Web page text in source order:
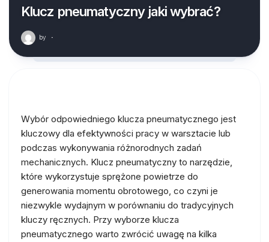
Klucz pneumatyczny jaki wybrać?
by ·
Wybór odpowiedniego klucza pneumatycznego jest
kluczowy dla efektywności pracy w warsztacie lub
podczas wykonywania różnorodnych zadań
mechanicznych. Klucz pneumatyczny to narzędzie,
które wykorzystuje sprężone powietrze do
generowania momentu obrotowego, co czyni je
niezwykle wydajnym w porównaniu do tradycyjnych
kluczy ręcznych. Przy wyborze klucza
pneumatycznego warto zwrócić uwagę na kilka